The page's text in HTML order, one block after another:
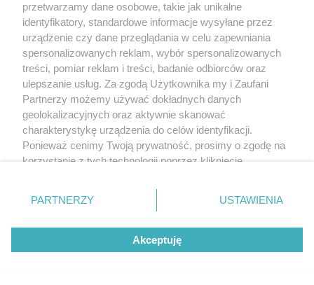
przetwarzamy dane osobowe, takie jak unikalne
identyfikatory, standardowe informacje wysyłane przez
urządzenie czy dane przeglądania w celu zapewniania
spersonalizowanych reklam, wybór spersonalizowanych
treści, pomiar reklam i treści, badanie odbiorców oraz
ulepszanie usług. Za zgodą Użytkownika my i Zaufani
Partnerzy możemy używać dokładnych danych
geolokalizacyjnych oraz aktywnie skanować
charakterystykę urządzenia do celów identyfikacji.
Ponieważ cenimy Twoją prywatność, prosimy o zgodę na
korzystanie z tych technologii poprzez kliknięcie
zmienić/wycofać klikając przycisk ustawień prywatności
znajdujący się w lewym dolnym rogu strony
rodzaje przetwarzania danych nie wymagają zgody
użytkownika, ale masz prawo sprzeciwić się takiemu
przetwarzaniu. Preferencje będą miały zastosowanie tylko
PARTNERZY USTAWIENIA
Akceptuję